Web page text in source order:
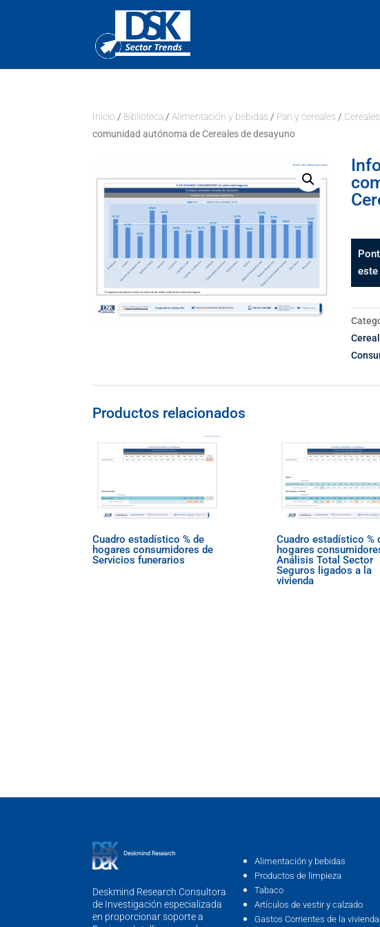
Inicio / Biblioteca /Alimentación y bebidas / Pan y cereales /
comunidad autónoma de Cereales de desayuno
este
Productos relacionados
Cuadro estadístico % de
hogares consumidores de
Servicios funerarios
Cuadro estadístico %
hogares
Análisis Total Sector
Seguros ligados a la
vivienda
Deskmind Research Consultora
de Investigación especializada
en proporcionar soporte a
Alimentación y bebidas
Productos de limpieza
Tabaco
Artículos de vestir y calzado
Gastos Corrientes de la vivienda